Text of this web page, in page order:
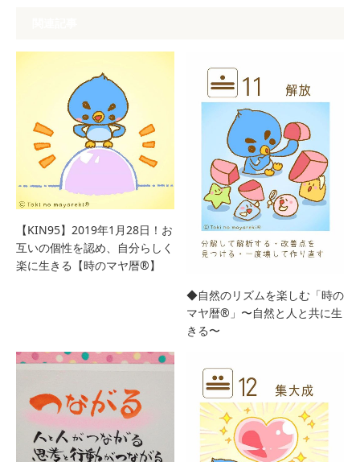
【KIN95】2019年1月28日！お
互いの個性を認め、自分らしく
楽に生きる【時のマヤ暦®︎】
◆自然のリズムを楽しむ「時の
マヤ暦®︎」〜自然と人と共に生
きる〜